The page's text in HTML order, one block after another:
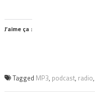
J’aime ça :
Tagged MP3, podcast, radio,